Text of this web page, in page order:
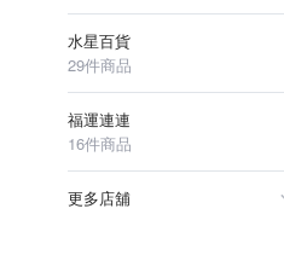
水星百貨
29件商品
福運連連
16件商品
更多店舖